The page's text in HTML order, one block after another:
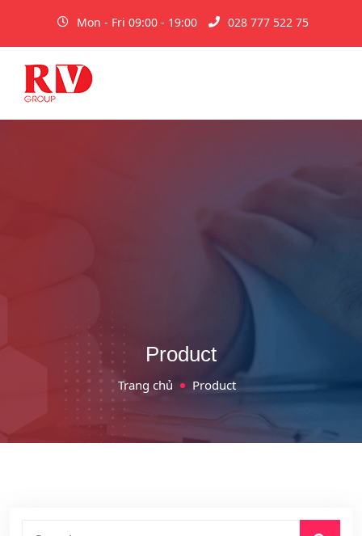
Mon - Fri 09:00 - 19:00 028 777 522 75
Product
Trang chủ Product